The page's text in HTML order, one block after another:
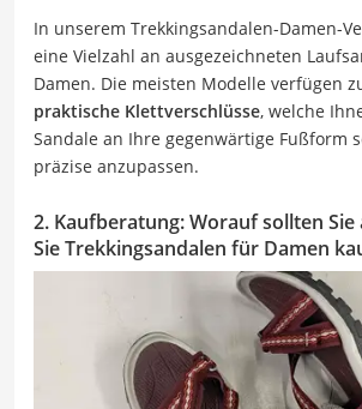
In unserem Trekkingsandalen-Damen-
eine Vielzahl an ausgezeichneten
Damen. Die meisten Modelle verfügen
praktische Klettverschlüsse, welche
Sandale an Ihre gegenwärtige Fußform
präzise anzupassen.
2. Kaufberatung: Worauf sollten
Sie Trekkingsandalen für Damen